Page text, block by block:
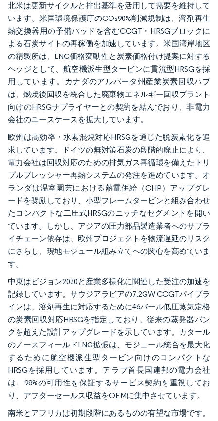
北米は更新サイクルと排出基準を活用して需要を維持して
います。米国環境保護庁のCO₂90%削減規制は、溶剤再生
熱交換器用の予備パッドを含むCCGT・HRSGブロックに
よる石炭サイトの再稼働を加速しています。米国湾岸地区
の精製所は、LNG価格変動性と炭素価格付け提案に対する
ヘッジとして、航空機派生型タービンに貫流型HRSGを採
用しています。カナダのアルバータ州産業炭素回収ハブ
は、燃焼後回収を統合した廃棄物エネルギー回収プラント
向けのHRSGサプライヤーとの契約を結んでおり、非電力
会社のユースケースを拡大しています。
欧州は高効率・水素混焼対応HRSGを通じた脱炭素化を追
求しています。ドイツの無対策石炭の段階的廃止により、
電力会社は回収対応のための排気ガス再循環を備えたトリ
プルプレッシャー再熱システムの発注を進めています。オ
ランダは温室園芸における熱電併給（CHP）アップグレ
ードを奨励しており、小型フレームタービンと組み合わせ
たコンパクトな二圧式HRSGのニッチなセグメントを開い
ています。しかし、アジアの圧力部品製造業者へのサプラ
イチェーン依存は、欧州プロジェクトを物流遅延のリスク
にさらし、現地モジュール組み立てへの関心を高めていま
す。
中東はビジョン2030と産業多様化に関連した受注の加速を
記録しています。サウジアラビアの7.2GW CCGTパイプラ
インは、溶剤再生に対応するために46バール低圧蒸気定格
の炭素回収対応HRSGを指定しており、従来の蒸発器バン
クを超えた設計アップグレードを示しています。カタール
のノースフィールドLNG拡張は、モジュール統合を最大化
するために航空機派生型タービン向けのコンパクトな
HRSGを採用しています。アラブ首長国連邦の電力会社
は、98%の可用性を保証するサービス契約を重視してお
り、アフターセールス収益をOEMに集中させています。
南米とアフリカは初期段階にあるものの有望な市場です。